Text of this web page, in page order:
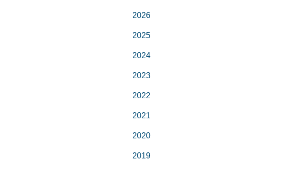
2026
2025
2024
2023
2022
2021
2020
2019